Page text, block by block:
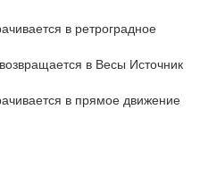
в ретроградное
в Весы Источник
в прямое движение